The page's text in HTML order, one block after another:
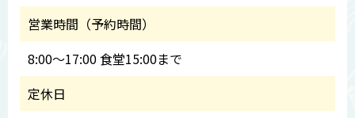
営業時間（予約時間）
8:00～17:00 食堂15:00まで
定休日